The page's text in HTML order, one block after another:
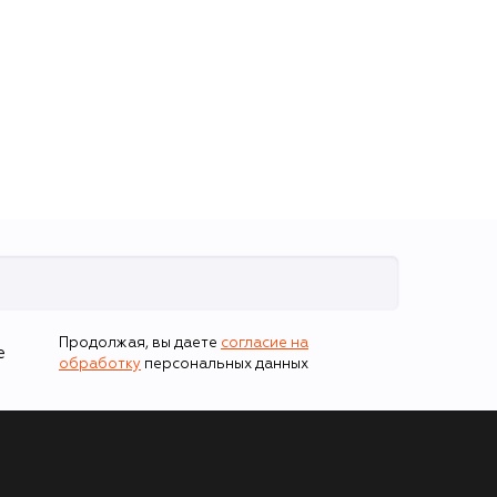
Продолжая, вы даете согласие на
обработку персональных данных